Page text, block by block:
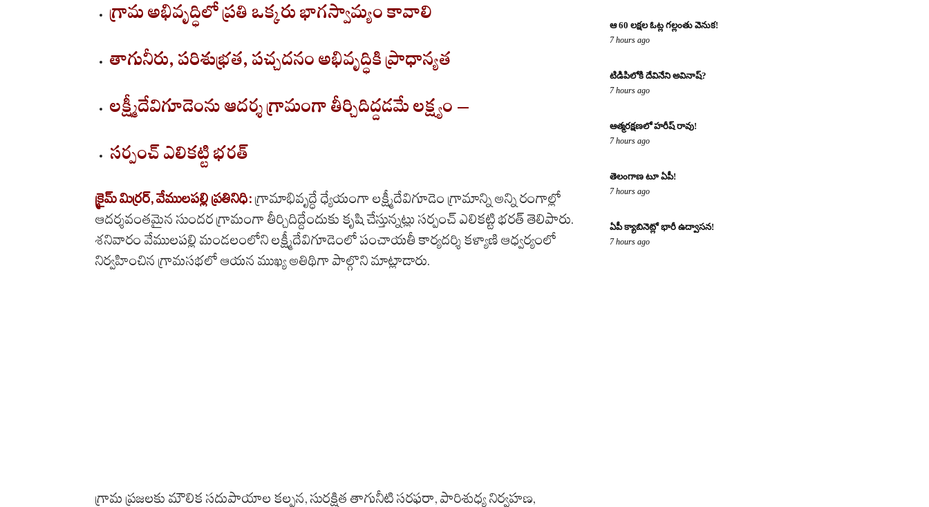
గ్రామ అభివృద్ధిలో ప్రతి ఒక్కరు భాగస్వామ్యం కావాలి
తాగునీరు, పరిశుభ్రత, పచ్చదనం అభివృద్ధికి ప్రాధాన్యత
లక్ష్మీదేవిగూడెంను ఆదర్శ గ్రామంగా తీర్చిదిద్దడమే లక్ష్యం –
సర్పంచ్ ఎలికట్టి భరత్
క్రైమ్మిర్రర్,వేములపల్లి ప్రతినిధి: గ్రామాభివృద్ధే ధ్యేయంగా లక్ష్మీదేవిగూడెం గ్రామాన్ని అన్ని రంగాల్లో
ఆదర్శవంతమైన సుందర గ్రామంగా తీర్చిదిద్దేందుకు కృషి చేస్తున్నట్లు సర్పంచ్ ఎలికట్టి భరత్ తెలిపారు.
శనివారం వేములపల్లి మండలంలోని లక్ష్మీదేవిగూడెంలో పంచాయతీ కార్యదర్శి కళ్యాణి ఆధ్వర్యంలో
నిర్వహించిన గ్రామసభలో ఆయన ముఖ్య అతిథిగా పాల్గొని మాట్లాడారు.
గ్రామ ప్రజలకు మౌలిక సదుపాయాల కల్పన, సురక్షిత తాగునీటి సరఫరా, పారిశుధ్య నిర్వహణ,
ఆ 60 లక్షల ఓట్ల గల్లంతు వెనుక!
7 hours ago
టిడిపిలోకి దేవినేని అవినాష్?
7 hours ago
ఆత్మరక్షణలో హరీష్ రావు!
7 hours ago
తెలంగాణ టూ ఏపీ!
7 hours ago
ఏపీ క్యాబినెట్లో భారీ ఉద్వాసన!
7 hours ago